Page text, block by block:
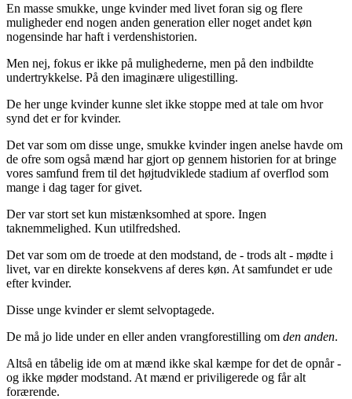
En masse smukke, unge kvinder med livet foran sig og flere
muligheder end nogen anden generation eller noget andet køn
nogensinde har haft i verdenshistorien.
Men nej, fokus er ikke på mulighederne, men på den indbildte
undertrykkelse. På den imaginære uligestilling.
De her unge kvinder kunne slet ikke stoppe med at tale om hvor
synd det er for kvinder.
Det var som om disse unge, smukke kvinder ingen anelse havde om
de ofre som også mænd har gjort op gennem historien for at bringe
vores samfund frem til det højtudviklede stadium af overflod som
mange i dag tager for givet.
Der var stort set kun mistænksomhed at spore. Ingen
taknemmelighed. Kun utilfredshed.
Det var som om de troede at den modstand, de - trods alt - mødte i
livet, var en direkte konsekvens af deres køn. At samfundet er ude
efter kvinder.
Disse unge kvinder er slemt selvoptagede.
De må jo lide under en eller anden vrangforestilling om den anden.
Altså en tåbelig ide om at mænd ikke skal kæmpe for det de opnår -
og ikke møder modstand. At mænd er priviligerede og får alt
forærende.